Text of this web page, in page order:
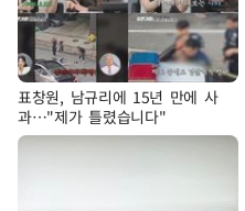
표창원, 남규리에 15년 만에 사
과…"제가 틀렸습니다"